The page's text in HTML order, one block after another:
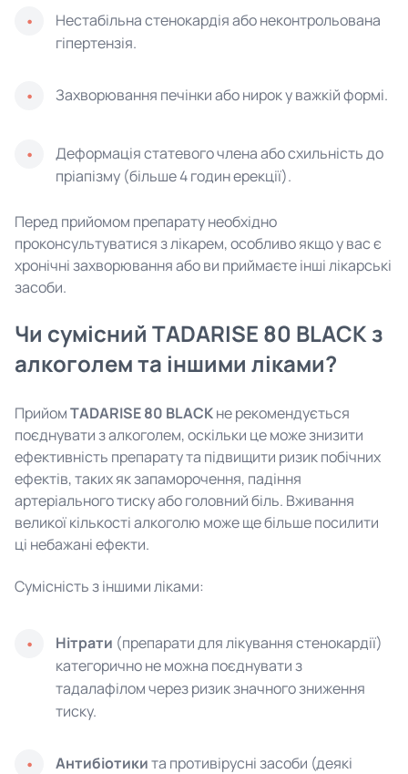
Нестабільна стенокардія або неконтрольована
гіпертензія.
Захворювання печінки або нирок у важкій формі.
Деформація статевого члена або схильність до
пріапізму (більше 4 годин ерекції).
Перед прийомом препарату необхідно
проконсультуватися з лікарем, особливо якщо у вас є
хронічні захворювання або ви приймаєте інші лікарські
засоби.
Чи сумісний TADARISE 80 BLACK з
алкоголем та іншими ліками?
ПрийомTADARISE 80 BLACKне рекомендується
поєднувати з алкоголем, оскільки це може знизити
ефективність препарату та підвищити ризик побічних
ефектів, таких як запаморочення, падіння
артеріального тиску або головний біль. Вживання
великої кількості алкоголю може ще більше посилити
ці небажані ефекти.
Сумісність з іншими ліками:
Нітрати (препарати для лікування стенокардії)
категорично не можна поєднувати з
тадалафілом через ризик значного зниження
тиску.
Антибіотикита противірусні засоби (деякі